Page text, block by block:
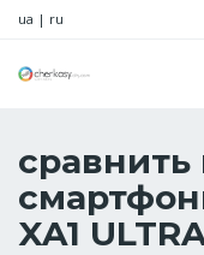
ua | ru
XA1